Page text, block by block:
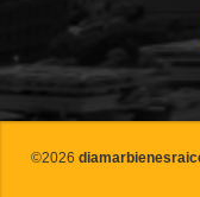
©2026